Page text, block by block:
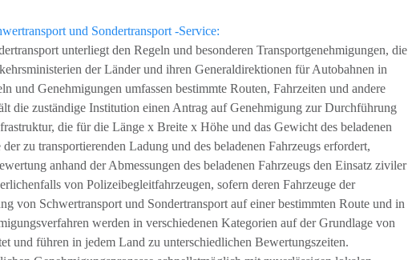
und Sondertransport -Service:
unterliegt den Regeln und besonderen Transportgenehmigungen, die
der Länder und ihren Generaldirektionen für Autobahnen in
und Genehmigungen umfassen bestimmte Routen, Fahrzeiten und andere
die zuständige Institution einen Antrag auf Genehmigung zur Durchführung
die für die Länge x Breite x Höhe und das Gewicht des beladenen
zu transportierenden Ladung und des beladenen Fahrzeugs erfordert,
anhand der Abmessungen des beladenen Fahrzeugs den Einsatz ziviler
von Polizeibegleitfahrzeugen, sofern deren Fahrzeuge der
von Schwertransport und Sondertransport auf einer bestimmten Route und in
werden in verschiedenen Kategorien auf der Grundlage von
und führen in jedem Land zu unterschiedlichen Bewertungszeiten.